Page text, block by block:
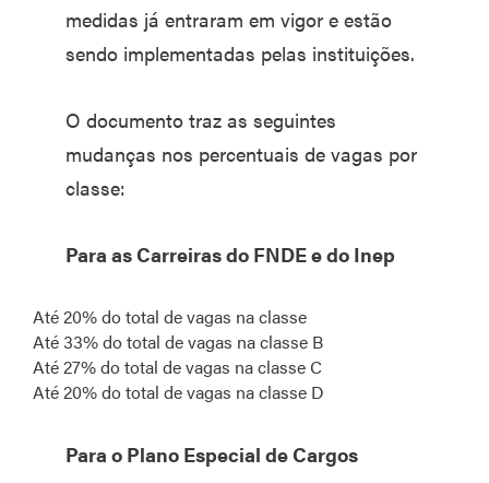
medidas já entraram em vigor e estão
sendo implementadas pelas instituições.
O documento traz as seguintes
mudanças nos percentuais de vagas por
classe:
Para as Carreiras do FNDE e do Inep
Até 20% do total de vagas na classe
Até 33% do total de vagas na classe B
Até 27% do total de vagas na classe C
Até 20% do total de vagas na classe D
Para o Plano Especial de Cargos